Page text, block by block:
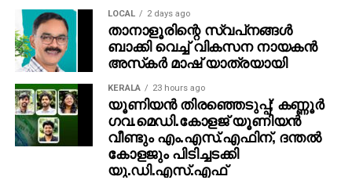
LOCAL 2 days ago
താനാളൂരിന്റെ സ്വപ്‌നങ്ങൾ
ബാക്കി വെച്ച് വികസന നായകൻ
അസ്‌കർ മാഷ് യാത്രയായി
KERALA 23 hours ago
യൂണിയന്‍ തിരഞ്ഞെടുപ്പ്; കണ്ണൂര്‍
ഗവ.മെഡി.കോളജ് യൂണിയന്‍
വീണ്ടും എം.എസ്.എഫിന്, ദന്തല്‍
കോളജും പിടിച്ചടക്കി
യു.ഡി.എസ്.എഫ്